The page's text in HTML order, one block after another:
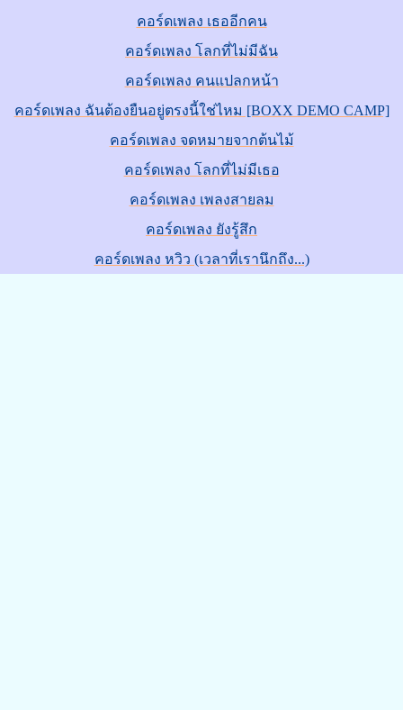
คอร์ดเพลง เธออีกคน
คอร์ดเพลง โลกที่ไม่มีฉัน
คอร์ดเพลง คนแปลกหน้า
คอร์ดเพลง ฉันต้องยืนอยู่ตรงนี้ใช่ไหม [BOXX DEMO CAMP]
คอร์ดเพลง จดหมายจากต้นไม้
คอร์ดเพลง โลกที่ไม่มีเธอ
คอร์ดเพลง เพลงสายลม
คอร์ดเพลง ยังรู้สึก
คอร์ดเพลง หวิว (เวลาที่เรานึกถึง...)